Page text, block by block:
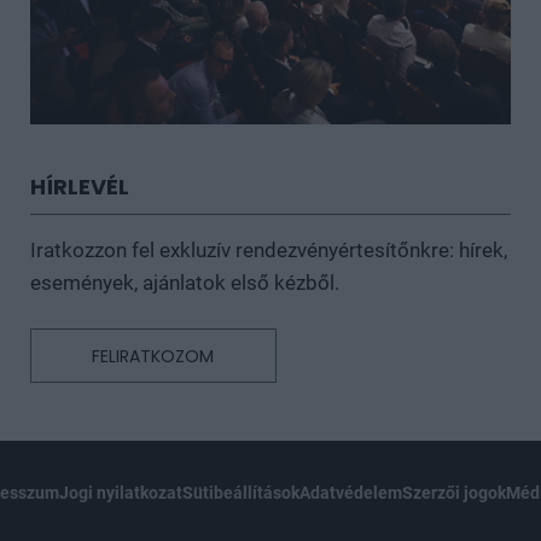
HÍRLEVÉL
Iratkozzon fel exkluzív rendezvényértesítőnkre: hírek,
események, ajánlatok első kézből.
FELIRATKOZOM
Jogi nyilatkozatSütibeállításokAdatvédelemSzerzői jogok